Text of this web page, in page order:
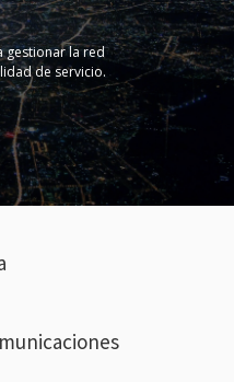
gestionar la red
de servicio.